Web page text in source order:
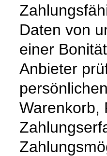
Daten von
einer
Anbieter
Warenkorb,